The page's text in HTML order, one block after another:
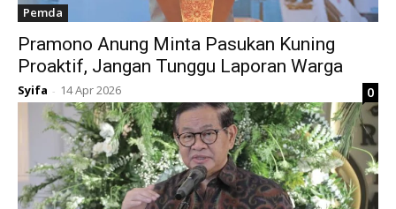
Pemda
Pramono Anung Minta Pasukan Kuning
Proaktif, Jangan Tunggu Laporan Warga
Syifa - 14 Apr 2026 0